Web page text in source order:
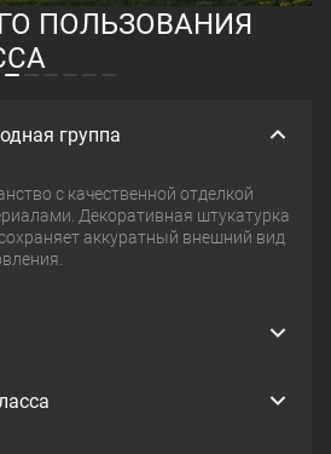
ПОЛЬЗОВАНИЯ
группа
с качественной отделкой
Декоративная штукатурка
аккуратный внешний вид